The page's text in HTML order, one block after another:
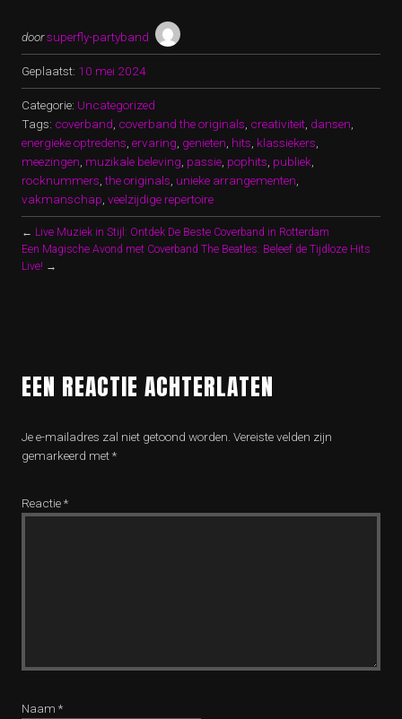
doorsuperfly-partyband
Geplaatst: 10 mei 2024
Categorie: Uncategorized
Tags: coverband coverband the originals creativiteit dansen
energieke optredens ervaring genieten hits klassiekers
meezingen muzikale beleving passie pophits publiek
rocknummers ,the originals unieke arrangementen
vakmanschap veelzijdige repertoire
← Live Muziek in Stijl: Ontdek De Beste Coverband in Rotterdam
Een Magische Avond met Coverband The Beatles: Beleef de Tijdloze Hits
Live! →
EEN REACTIE ACHTERLATEN
Je e-mailadres zal niet getoond worden. Vereiste velden zijn
gemarkeerd met*
Reactie*
Naam *